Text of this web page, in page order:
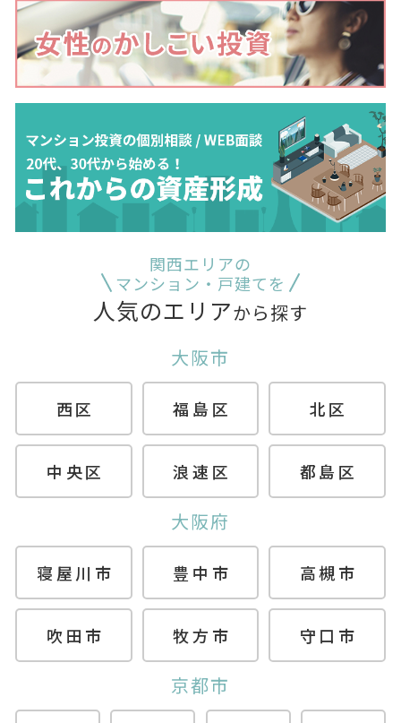
関西エリアの
マンション・戸建てを
人気のエリアから探す
大阪市
西区 福島区 北区
中央区 浪速区 都島区
大阪府
寝屋川市 豊中市 高槻市
吹田市 牧方市 守口市
京都市